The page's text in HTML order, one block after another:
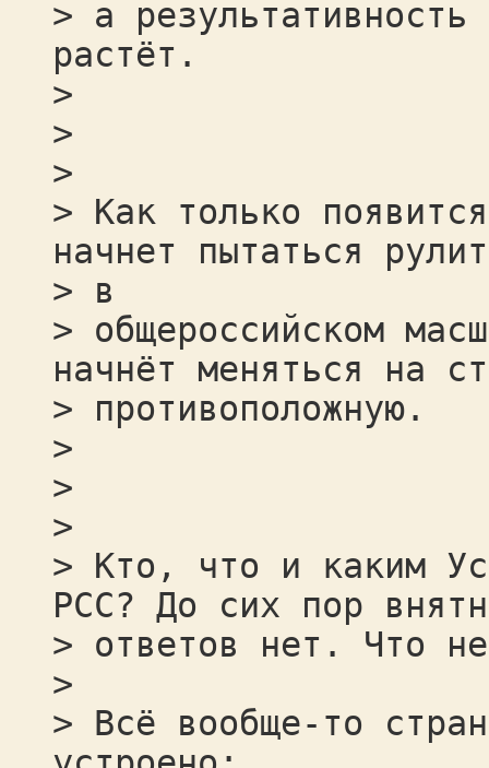
> а результативность
растёт.
>
>
>
> Как только
начнет пытаться
> в
> общероссийском
начнёт меняться на
> противоположную.
>
>
>
> Кто, что и каким
РСС? До сих пор
> ответов нет. Что
>
> Всё вообще-то